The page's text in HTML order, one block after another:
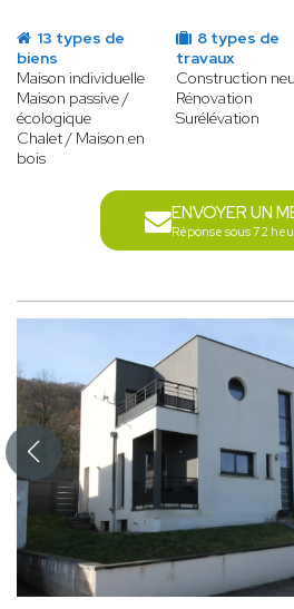
13 types de
biens
Maison individuelle
Maison passive /
écologique
Chalet / Maison en
bois
8 types de
travaux
Construction
Rénovation
Surélévation
ENVOYER UN
Réponse sous 72